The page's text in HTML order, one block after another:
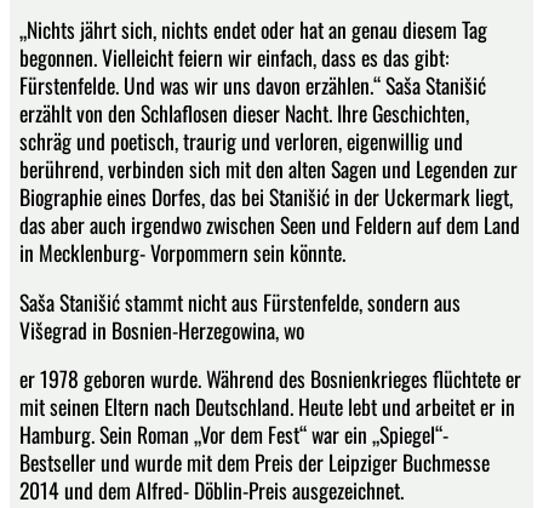
„Nichts jährt sich, nichts endet oder hat an genau diesem Tag
begonnen. Vielleicht feiern wir einfach, dass es das gibt:
Fürstenfelde. Und was wir uns davon erzählen.“ Saša Stanišić
erzählt von den Schlaflosen dieser Nacht. Ihre Geschichten,
schräg und poetisch, traurig und verloren, eigenwillig und
berührend, verbinden sich mit den alten Sagen und Legenden zur
Biographie eines Dorfes, das bei Stanišić in der Uckermark liegt,
das aber auch irgendwo zwischen Seen und Feldern auf dem Land
in Mecklenburg- Vorpommern sein könnte.
Saša Stanišić stammt nicht aus Fürstenfelde, sondern aus
Višegrad in Bosnien-Herzegowina, wo
er 1978 geboren wurde. Während des Bosnienkrieges flüchtete er
mit seinen Eltern nach Deutschland. Heute lebt und arbeitet er in
Hamburg. Sein Roman „Vor dem Fest“ war ein „Spiegel“-
Bestseller und wurde mit dem Preis der Leipziger Buchmesse
2014 und dem Alfred- Döblin-Preis ausgezeichnet.